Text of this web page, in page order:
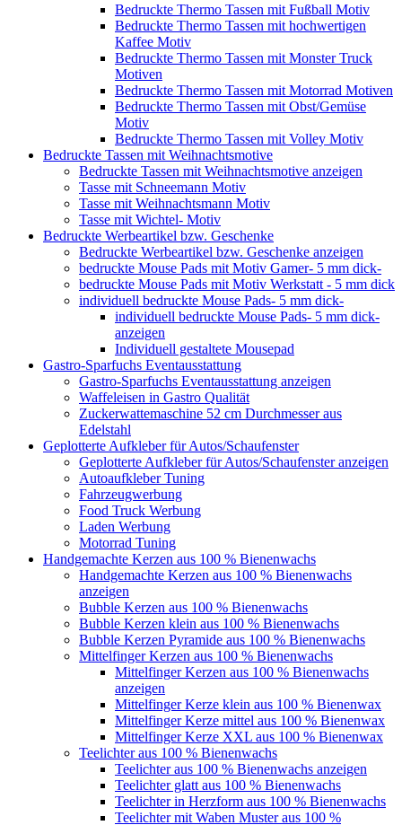
Bedruckte Thermo Tassen mit Fußball Motiv
Bedruckte Thermo Tassen mit hochwertigen
Kaffee Motiv
Bedruckte Thermo Tassen mit Monster Truck
Motiven
Bedruckte Thermo Tassen mit Motorrad Motiven
Bedruckte Thermo Tassen mit Obst/Gemüse
Motiv
Bedruckte Thermo Tassen mit Volley Motiv
Bedruckte Tassen mit Weihnachtsmotive
Bedruckte Tassen mit Weihnachtsmotive anzeigen
Tasse mit Schneemann Motiv
Tasse mit Weihnachtsmann Motiv
Tasse mit Wichtel- Motiv
Bedruckte Werbeartikel bzw. Geschenke
Bedruckte Werbeartikel bzw. Geschenke anzeigen
bedruckte Mouse Pads mit Motiv Gamer- 5 mm dick-
bedruckte Mouse Pads mit Motiv Werkstatt - 5 mm dick
individuell bedruckte Mouse Pads- 5 mm dick-
individuell bedruckte Mouse Pads- 5 mm dick-
anzeigen
Individuell gestaltete Mousepad
Gastro-Sparfuchs Eventausstattung
Gastro-Sparfuchs Eventausstattung anzeigen
Waffeleisen in Gastro Qualität
Zuckerwattemaschine 52 cm Durchmesser aus
Edelstahl
Geplotterte Aufkleber für Autos/Schaufenster
Geplotterte Aufkleber für Autos/Schaufenster anzeigen
Autoaufkleber Tuning
Fahrzeugwerbung
Food Truck Werbung
Laden Werbung
Motorrad Tuning
Handgemachte Kerzen aus 100 % Bienenwachs
Handgemachte Kerzen aus 100 % Bienenwachs
anzeigen
Bubble Kerzen aus 100 % Bienenwachs
Bubble Kerzen klein aus 100 % Bienenwachs
Bubble Kerzen Pyramide aus 100 % Bienenwachs
Mittelfinger Kerzen aus 100 % Bienenwachs
Mittelfinger Kerzen aus 100 % Bienenwachs
anzeigen
Mittelfinger Kerze klein aus 100 % Bienenwax
Mittelfinger Kerze mittel aus 100 % Bienenwax
Mittelfinger Kerze XXL aus 100 % Bienenwax
Teelichter aus 100 % Bienenwachs
Teelichter aus 100 % Bienenwachs anzeigen
Teelichter glatt aus 100 % Bienenwachs
Teelichter in Herzform aus 100 % Bienenwachs
Teelichter mit Waben Muster aus 100 %